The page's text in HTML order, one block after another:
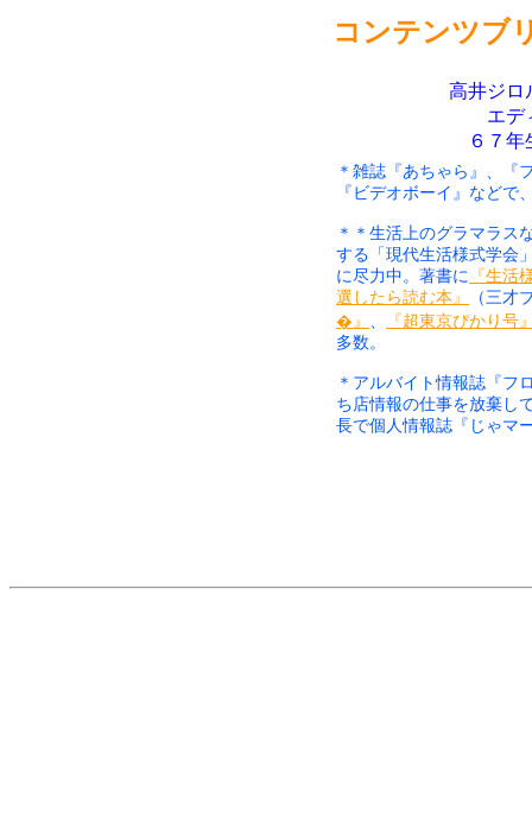
コンテンツブ
高井ジロ
エデ
６７
＊雑誌『あちゃら』、『
『ビデオボーイ』などで
＊＊生活上のグラマラス
する「現代生活様式学会
に尽力中。著書に 『生活
選したら読む本』
（三才
�』 、
『超東京ぴかり号
多数。
＊アルバイト情報誌『フ
ち店情報の仕事を放棄し
長で個人情報誌『じゃマ